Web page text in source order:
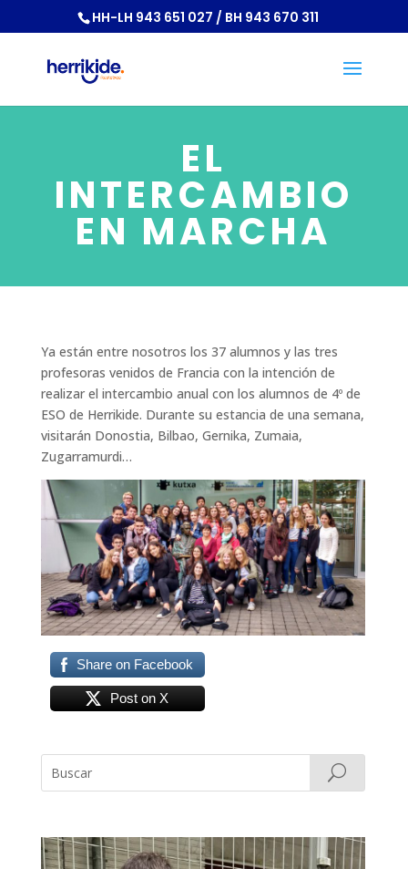
HH-LH 943 651 027 / BH 943 670 311
EL
INTERCAMBIO
EN MARCHA
Ya están entre nosotros los 37 alumnos y las tres
profesoras venidos de Francia con la intención de
realizar el intercambio anual con los alumnos de 4º de
ESO de Herrikide. Durante su estancia de una semana,
visitarán Donostia, Bilbao, Gernika, Zumaia,
Zugarramurdi…
Share on Facebook
Post on X